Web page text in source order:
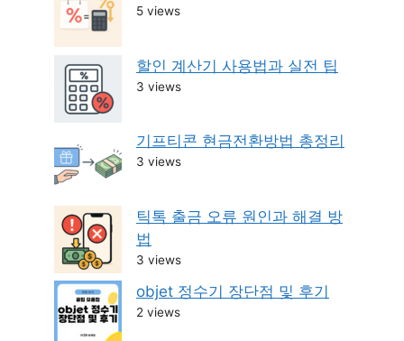
5 views
할인 계산기 사용법과 실전 팁
3 views
기프티콘 현금전환방법 총정리
3 views
틱톡 출금 오류 원인과 해결 방
법
3 views
objet 정수기 장단점 및 후기
2 views